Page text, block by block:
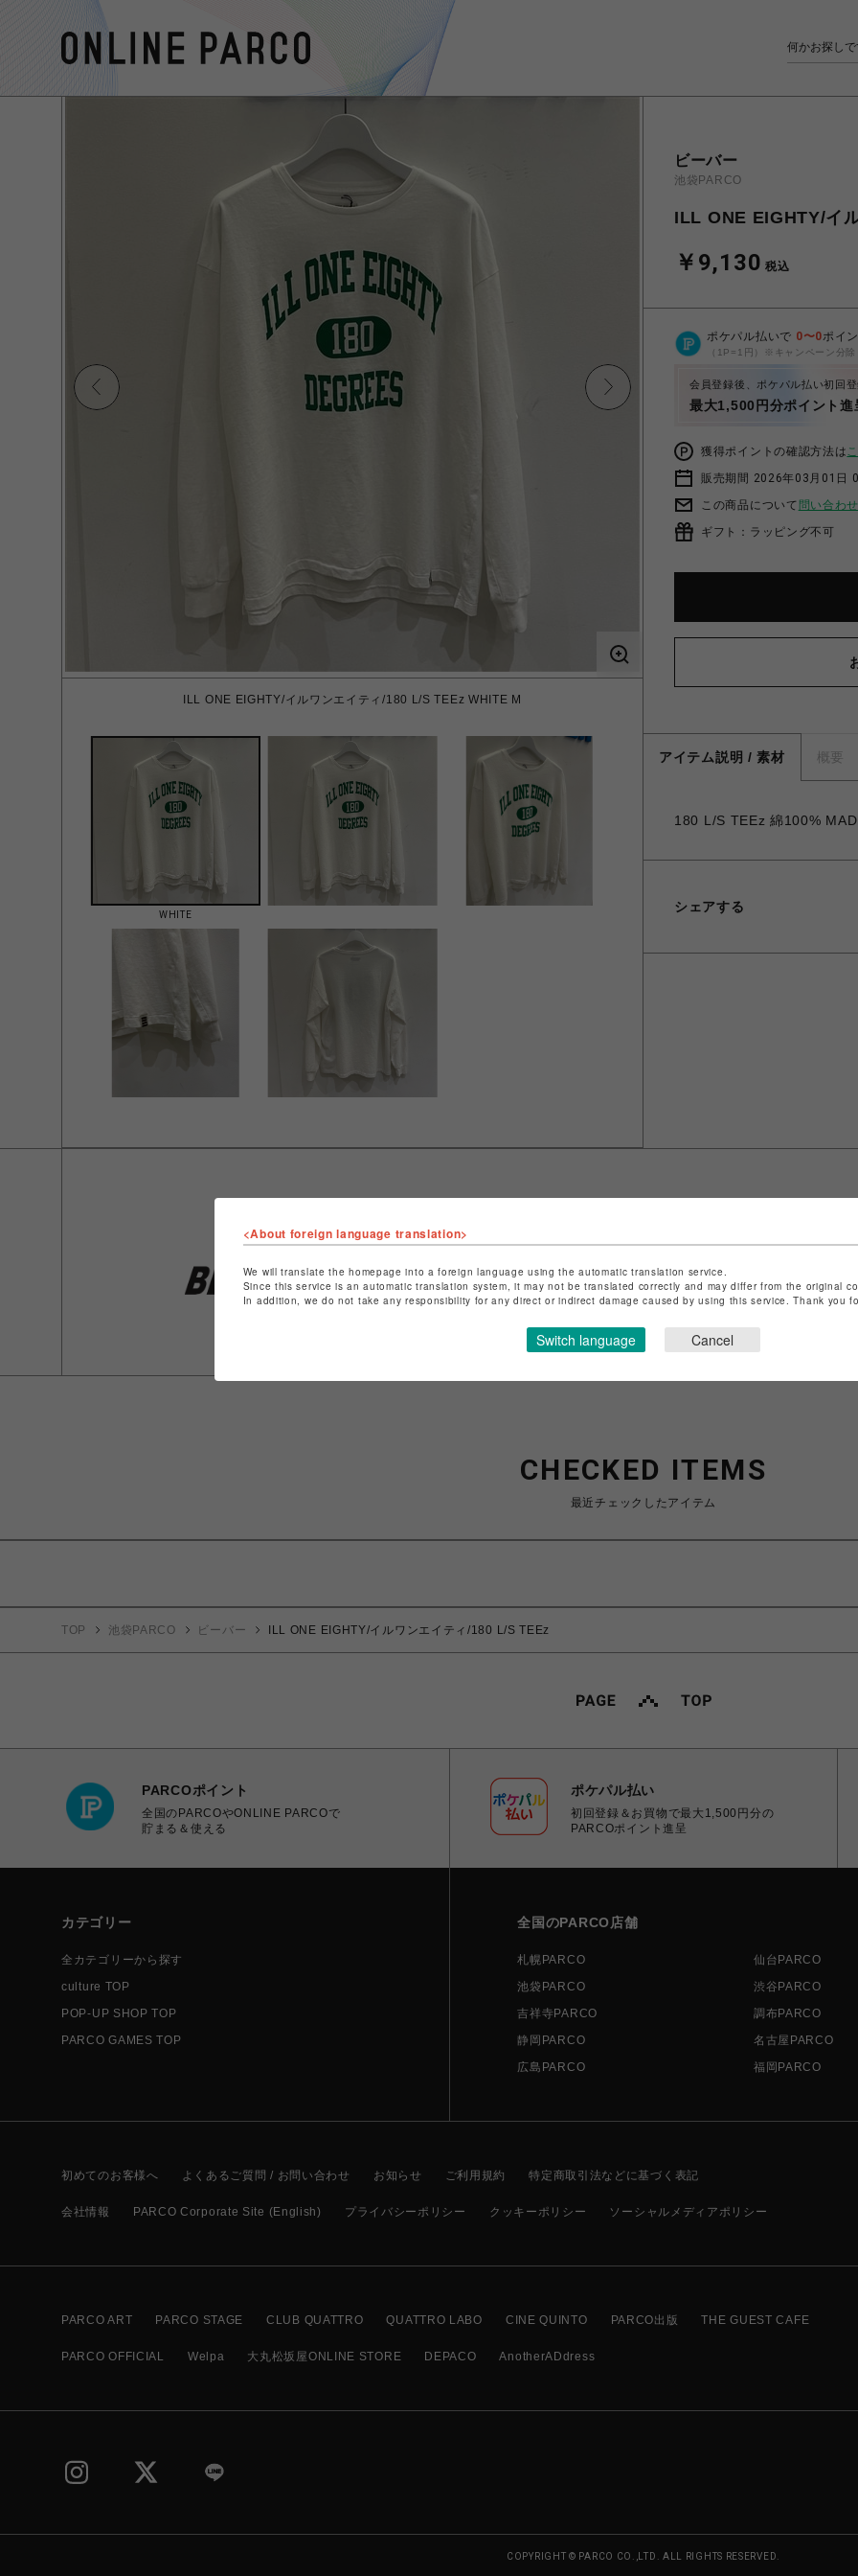
ILL ONE EIGHTY/イルワンエイティ/180 L/S TEEz WHITE M
WHITE
ビーバー
池袋PARCO
ILL ONE EIGHTY/イ
￥9,130 税込
ポケパル払いで 0〜0ポイ
（1P=1円）※キャンペーン分除
会員登録後、ポケパル払い初回
最大1,500円分ポイント進
獲得ポイントの確認方法は
販売期間 2026年03月01日
この商品について 問い合わ
ギフト：ラッピング不可
アイテム説明 / 素材 概要
180 L/S TEEz 綿100%
シェアする
ショップ名
特定商取引法など法令に基づく表記はこちら
ショップお問い合わせはこちら
CHECKED ITEMS
最近チェックしたアイテム
TOP 池袋PARCO ビーバー ILL ONE EIGHTY/イルワンエイティ/180 L/S TEEz
PARCOポイント
全国のPARCOやONLINE PARCOで
貯まる＆使える
ポケパル払い
初回登録＆お買物で最大1,500円分の
PARCOポイント進呈
カテゴリー
全カテゴリーから探す
culture TOP
POP-UP SHOP TOP
PARCO GAMES TOP
全国のPARCO店舗
札幌PARCO 仙台PARCO
池袋PARCO
渋谷PARCO
吉祥寺PARCO
調布PARCO
静岡PARCO
名古屋PARCO
広島PARCO
福岡PARCO
初めてのお客様へ よくあるご質問 / お問い合わせ お知らせ ご利用規約 特定商取引法などに基づく表記
会社情報 PARCO Corporate Site (English) プライバシーポリシー クッキーポリシー ソーシャルメディアポリシー
PARCO ART PARCO STAGE CLUB QUATTRO QUATTRO LABO CINE QUINTO PARCO出版 THE GUEST CAFE
PARCO OFFICIAL Welpa 大丸松坂屋ONLINE STORE DEPACO AnotherADdress
COPYRIGHT © PARCO CO.,LTD. ALL RIGHTS RESERVED.
<About foreign language translation>
We will translate the homepage into a foreign language using the automatic translation service.
Since this service is an automatic translation system, it may not be translated correctly and may differ from the original
In addition, we do not take any responsibility for any direct or indirect damage caused by using this service. Thank you
Switch language Cancel